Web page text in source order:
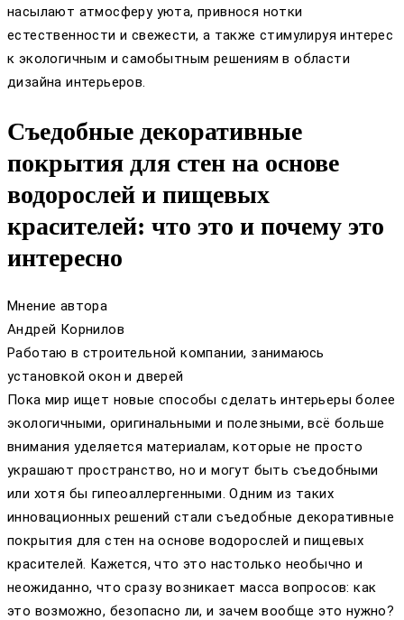
насылают атмосферу уюта, привнося нотки
естественности и свежести, а также стимулируя интерес
к экологичным и самобытным решениям в области
дизайна интерьеров.
Съедобные декоративные
покрытия для стен на основе
водорослей и пищевых
красителей: что это и почему это
интересно
Мнение автора
Андрей Корнилов
Работаю в строительной компании, занимаюсь
установкой окон и дверей
Пока мир ищет новые способы сделать интерьеры более
экологичными, оригинальными и полезными, всё больше
внимания уделяется материалам, которые не просто
украшают пространство, но и могут быть съедобными
или хотя бы гипеоаллергенными. Одним из таких
инновационных решений стали съедобные декоративные
покрытия для стен на основе водорослей и пищевых
красителей. Кажется, что это настолько необычно и
неожиданно, что сразу возникает масса вопросов: как
это возможно, безопасно ли, и зачем вообще это нужно?